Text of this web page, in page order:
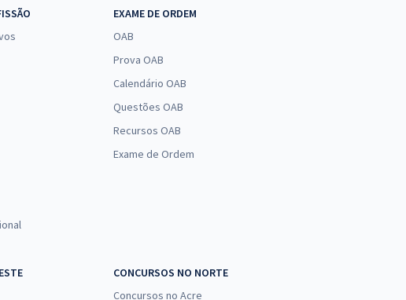
EXAME DE ORDEM
OAB
Prova OAB
Calendário OAB
Questões OAB
Recursos OAB
Exame de Ordem
CONCURSOS NO NORTE
Concursos no Acre